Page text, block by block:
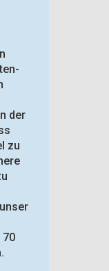
der
zu
70